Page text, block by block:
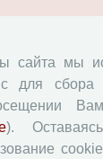
сайта мы
для сбора и
).